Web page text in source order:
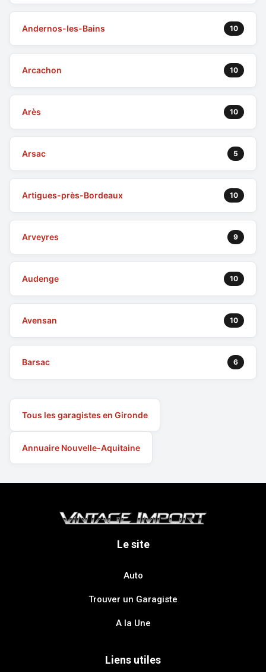
Andernos-les-Bains 10
Arcachon 10
Arès 10
Arsac 5
Artigues-près-Bordeaux 10
Arveyres 9
Audenge 10
Avensan 10
Barsac 6
Tous les garagistes en Gironde
Annuaire Nouvelle-Aquitaine
Le site
Auto
Trouver un Garagiste
A la Une
Liens utiles